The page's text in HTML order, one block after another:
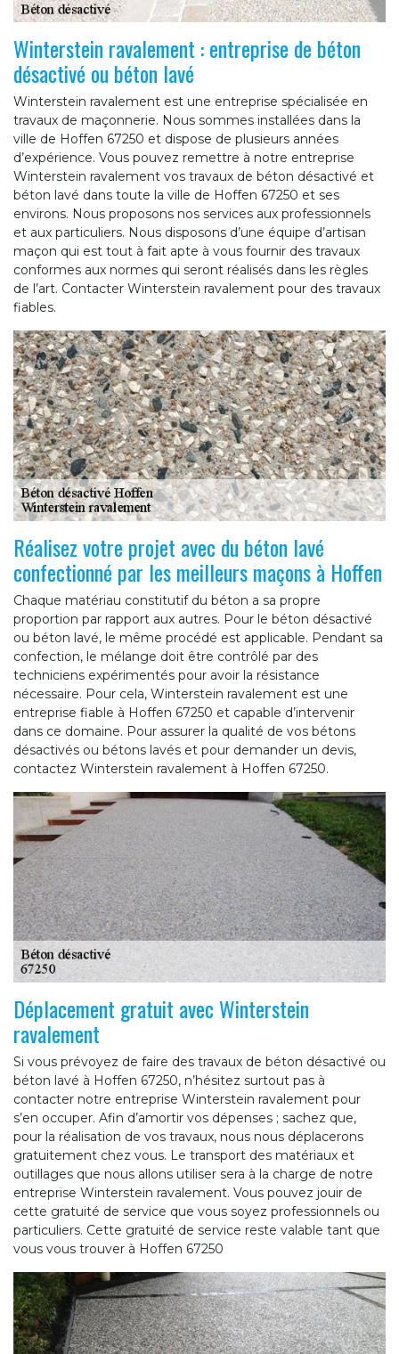
Winterstein ravalement : entreprise de béton
désactivé ou béton lavé
Winterstein ravalement est une entreprise spécialisée en
travaux de maçonnerie. Nous sommes installées dans la
ville de Hoffen 67250 et dispose de plusieurs années
d’expérience. Vous pouvez remettre à notre entreprise
Winterstein ravalement vos travaux de béton désactivé et
béton lavé dans toute la ville de Hoffen 67250 et ses
environs. Nous proposons nos services aux professionnels
et aux particuliers. Nous disposons d’une équipe d’artisan
maçon qui est tout à fait apte à vous fournir des travaux
conformes aux normes qui seront réalisés dans les règles
de l’art. Contacter Winterstein ravalement pour des travaux
fiables.
Réalisez votre projet avec du béton lavé
confectionné par les meilleurs maçons à Hoffen
Chaque matériau constitutif du béton a sa propre
proportion par rapport aux autres. Pour le béton désactivé
ou béton lavé, le même procédé est applicable. Pendant sa
confection, le mélange doit être contrôlé par des
techniciens expérimentés pour avoir la résistance
nécessaire. Pour cela, Winterstein ravalement est une
entreprise fiable à Hoffen 67250 et capable d’intervenir
dans ce domaine. Pour assurer la qualité de vos bétons
désactivés ou bétons lavés et pour demander un devis,
contactez Winterstein ravalement à Hoffen 67250.
Déplacement gratuit avec Winterstein
ravalement
Si vous prévoyez de faire des travaux de béton désactivé ou
béton lavé à Hoffen 67250, n’hésitez surtout pas à
contacter notre entreprise Winterstein ravalement pour
s’en occuper. Afin d’amortir vos dépenses ; sachez que,
pour la réalisation de vos travaux, nous nous déplacerons
gratuitement chez vous. Le transport des matériaux et
outillages que nous allons utiliser sera à la charge de notre
entreprise Winterstein ravalement. Vous pouvez jouir de
cette gratuité de service que vous soyez professionnels ou
particuliers. Cette gratuité de service reste valable tant que
vous vous trouver à Hoffen 67250